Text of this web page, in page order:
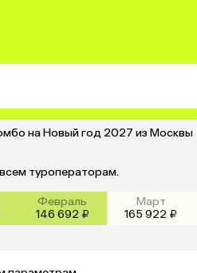
на Новый год 2027 из Москвы
туроператорам.
Февраль
146 692 ₽
Март
165 922 ₽